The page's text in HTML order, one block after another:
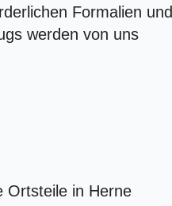
Formalien und
werden von uns
Ortsteile in Herne